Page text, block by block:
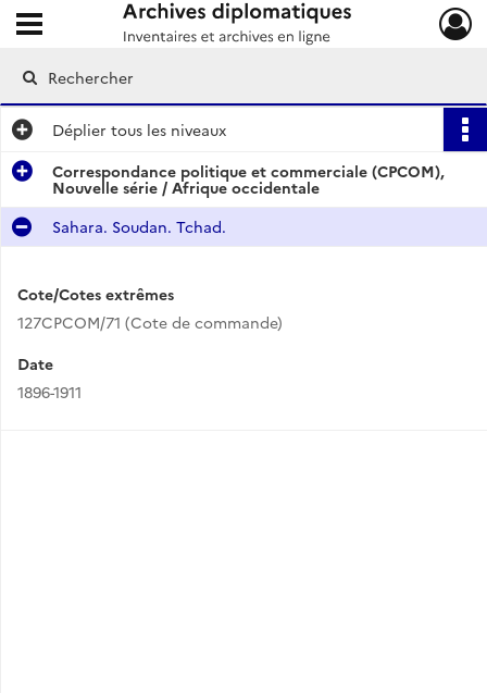
Archives diplomatiques
Ouvrir le menu déroulant
Déplier tous les niveaux
Correspondance politique et commerciale (CPCOM),
Nouvelle série / Afrique occidentale
Sahara. Soudan. Tchad.
Cote/Cotes extrêmes
127CPCOM/71 (Cote de commande)
Date
1896-1911